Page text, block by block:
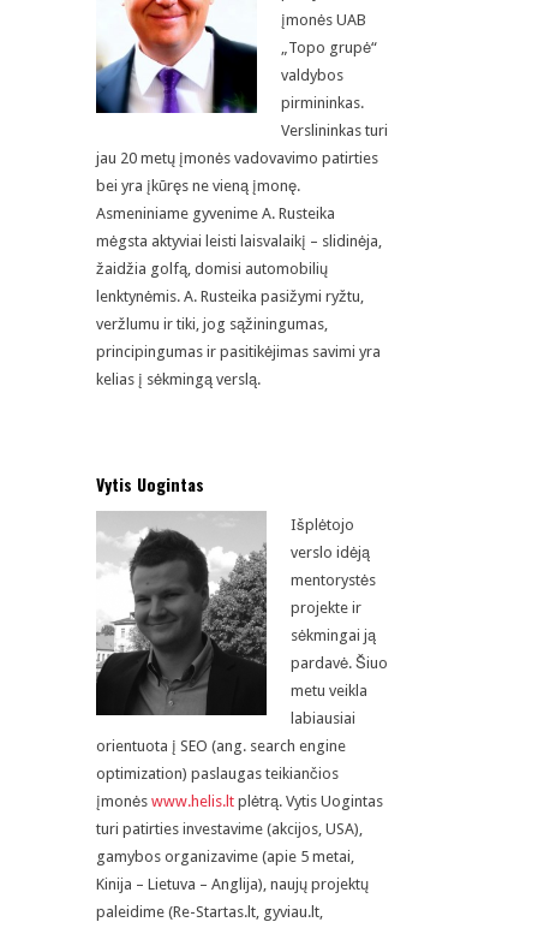
įmonės UAB
„Topo grupė“
valdybos
pirmininkas.
Verslininkas turi
jau 20 metų įmonės vadovavimo patirties
bei yra įkūręs ne vieną įmonę.
Asmeniniame gyvenime A. Rusteika
mėgsta aktyviai leisti laisvalaikį – slidinėja,
žaidžia golfą, domisi automobilių
lenktynėmis. A. Rusteika pasižymi ryžtu,
veržlumu ir tiki, jog sąžiningumas,
principingumas ir pasitikėjimas savimi yra
kelias į sėkmingą verslą.
Vytis Uogintas
Išplėtojo
verslo idėją
mentorystės
projekte ir
sėkmingai ją
pardavė. Šiuo
metu veikla
labiausiai
orientuota į SEO (ang. search engine
optimization) paslaugas teikiančios
įmonės www.helis.lt plėtrą. Vytis Uogintas
turi patirties investavime (akcijos, USA),
gamybos organizavime (apie 5 metai,
Kinija – Lietuva – Anglija), naujų projektų
paleidime (Re-Startas.lt, gyviau.lt,